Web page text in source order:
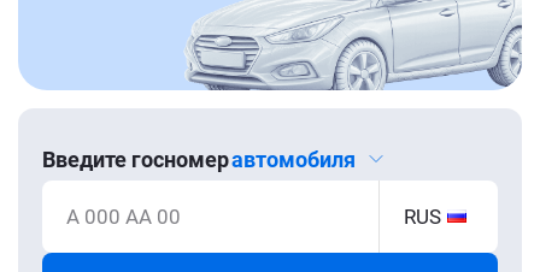
Введите госномеравтомобиля
А 000 АА 00 RUS